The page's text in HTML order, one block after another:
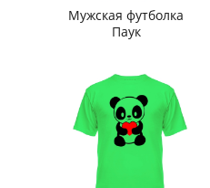
Мужская футболка
Паук